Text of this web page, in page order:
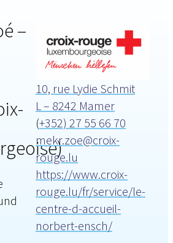
–
10, rue Lydie Schmit
L – 8242 Mamer
(+352) 27 55 66 70
mekr.zoe@croix-
rouge.lu
https://www.croix-
rouge.lu/fr/service/le-
centre-d-accueil-
norbert-ensch/